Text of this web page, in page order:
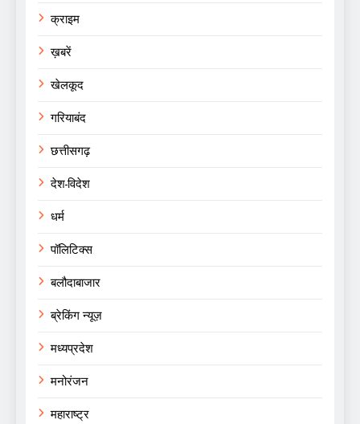
क्राइम
ख़बरें
खेलकूद
गरियाबंद
छत्तीसगढ़
देश-विदेश
धर्म
पॉलिटिक्स
बलौदाबाजार
ब्रेकिंग न्यूज़
मध्यप्रदेश
मनोरंजन
महाराष्ट्र